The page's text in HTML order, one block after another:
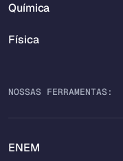
Química
Física
NOSSAS FERRAMENTAS:
ENEM